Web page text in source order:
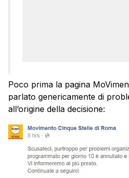
Poco prima la pagina
parlato genericamente di
all’origine della decisione: